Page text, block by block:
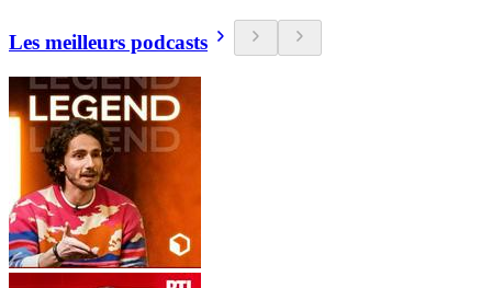
Les meilleurs podcasts